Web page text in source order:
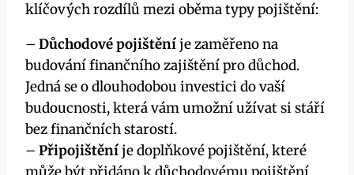
klíčových rozdílů mezi oběma typy pojištění:
– Důchodové pojištěníje zaměřeno na
budování finančního zajištění pro důchod.
Jedná se o dlouhodobou investici do vaší
budoucnosti, která vám umožní užívat si stáří
bez finančních starostí.
– Připojištěníje doplňkové pojištění, které